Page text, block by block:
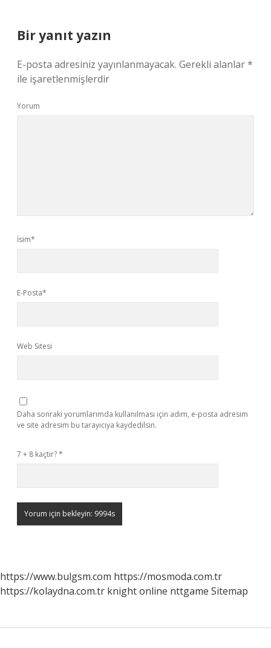
Bir yanıt yazın
E-posta adresiniz yayınlanmayacak. Gerekli alanlar*
ile işaretlenmişlerdir
Yorum
İsim*
E-Posta*
Web Sitesi
Daha sonraki yorumlarımda kullanılması için adım, e-posta adresim
ve site adresim bu tarayıcıya kaydedilsin.
7 + 8 kaçtır?*
https://www.bulgsm.com https://mosmoda.com.tr
https://kolaydna.com.tr knight online nttgame Sitemap